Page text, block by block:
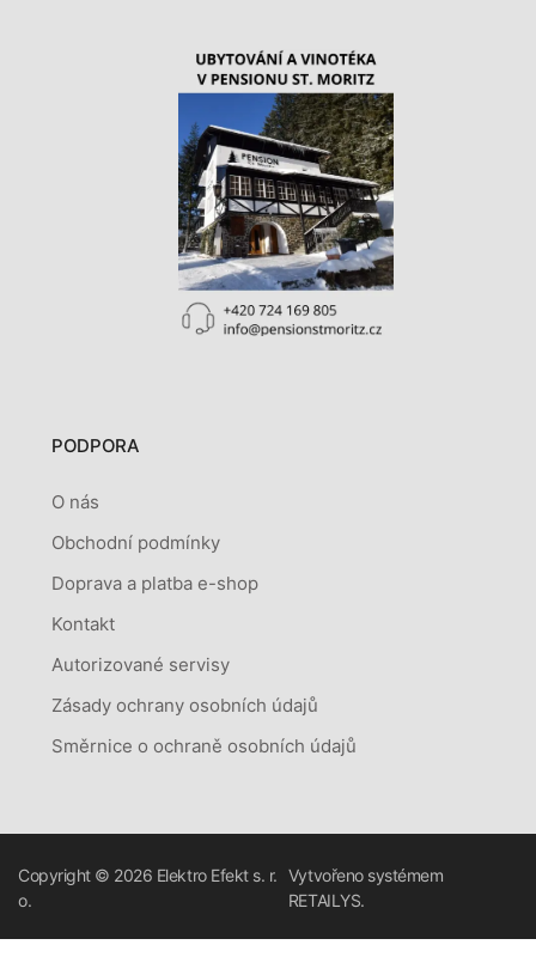
PODPORA
O nás
Obchodní podmínky
Doprava a platba e-shop
Kontakt
Autorizované servisy
Zásady ochrany osobních údajů
Směrnice o ochraně osobních údajů
Copyright © 2026 Elektro Efekt s. r.
o.
Vytvořeno systémem
RETAILYS.